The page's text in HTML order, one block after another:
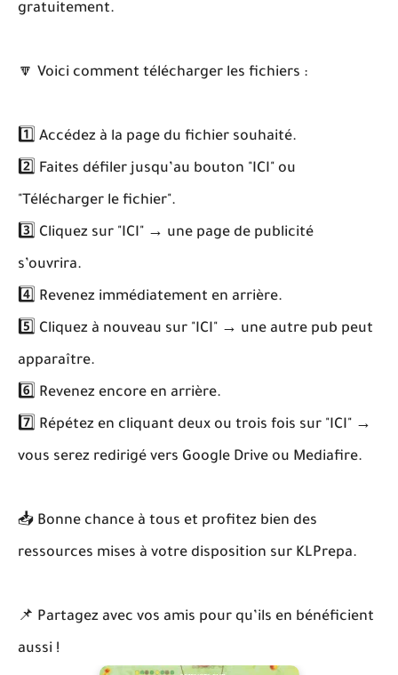
gratuitement.
🔽 Voici comment télécharger les fichiers :
1️⃣ Accédez à la page du fichier souhaité.
2️⃣ Faites défiler jusqu’au bouton "ICI" ou
"Télécharger le fichier".
3️⃣ Cliquez sur "ICI" → une page de publicité
s’ouvrira.
4️⃣ Revenez immédiatement en arrière.
5️⃣ Cliquez à nouveau sur "ICI" → une autre pub peut
apparaître.
6️⃣ Revenez encore en arrière.
7️⃣ Répétez en cliquant deux ou trois fois sur "ICI" →
vous serez redirigé vers Google Drive ou Mediafire.
📥 Bonne chance à tous et profitez bien des
ressources mises à votre disposition sur KLPrepa.
📌 Partagez avec vos amis pour qu’ils en bénéficient
aussi !